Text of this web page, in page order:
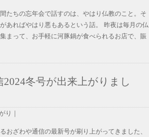
たちの忘年会で話すのは、やはり仏教のこと。そ
あればやはり悪もあるという話。 昨夜は毎月の仏
まって、お手軽に河豚鍋が食べられるお店で、賑
冬号が出来上がりまし
り｜
おざわや通信の最新号が刷り上がってきました、